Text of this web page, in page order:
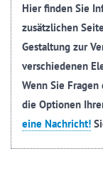
Hier finden Sie
zusätzlichen
Gestaltung zur
verschiedenen
Wenn Sie
die Optionen
eine Nachricht!